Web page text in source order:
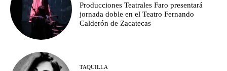
Producciones Teatrales Faro presentará
jornada doble en el Teatro Fernando
Calderón de Zacatecas
TAQUILLA